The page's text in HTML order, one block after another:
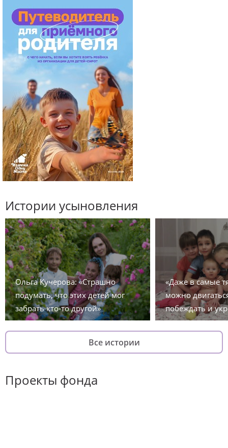
Истории усыновления
Ольга Кучерова: «Страшно
подумать, что этих детей мог
забрать кто-то другой»
«Даже в самые
можно
побеждать и
Все истории
Проекты фонда